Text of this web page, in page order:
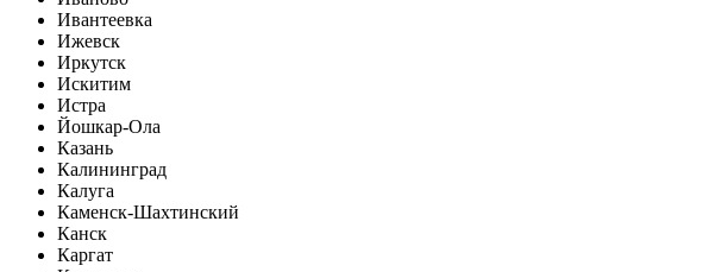
Ивантеевка
Ижевск
Иркутск
Искитим
Истра
Йошкар-Ола
Казань
Калининград
Калуга
Каменск-Шахтинский
Канск
Каргат